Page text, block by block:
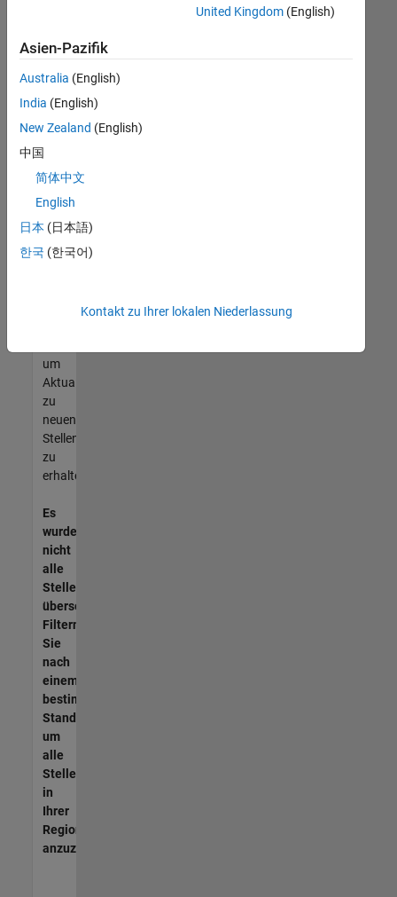
noch
keine
offenen
Stellen
können,
die
Ihren
entsprechen,
werden
unseres
um
Aktualisierungen
zu
neuen
Stellenangeboten
zu
erhalten.
Es
wurden
nicht
alle
Stellen
übersetzt.
Filtern
Sie
nach
einem
bestimmten
Standort,
um
alle
Stellenangebote
in
Ihrer
Region
anzuzeigen.
United Kingdom(English)
Asien-Pazifik
Australia (English)
India (English)
New Zealand (English)
中国
简体中文
English
日本 (日本語)
한국 (한국어)
Kontakt zu Ihrer lokalen Niederlassung